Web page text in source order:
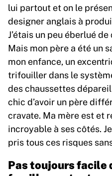
lui partout et on le
designer anglais à
J’étais un peu éberlué
Mais mon père a été un
mon enfance, un
trifouiller dans le
des chaussettes
chic d’avoir un père
cravate. Ma mère est et
incroyable à ses côtés.
pris tous ces risques
Pas toujours facile